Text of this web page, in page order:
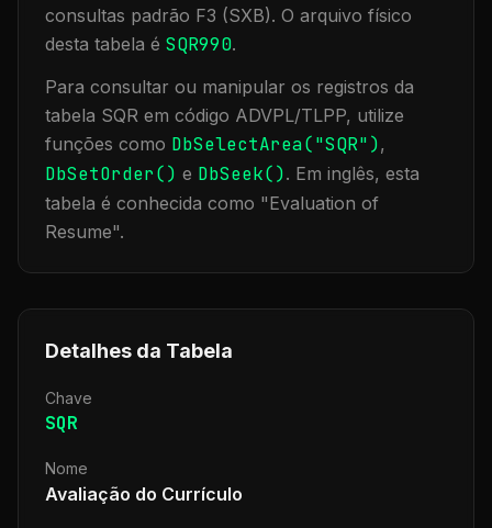
consultas padrão F3 (SXB). O arquivo físico
desta tabela é SQR990.
Para consultar ou manipular os registros da
tabela SQR em código ADVPL/TLPP, utilize
funções como DbSelectArea("SQR"),
DbSetOrder() e DbSeek(). Em inglês, esta
tabela é conhecida como "Evaluation of
Resume".
Detalhes da Tabela
Chave
SQR
Nome
Avaliação do Currículo